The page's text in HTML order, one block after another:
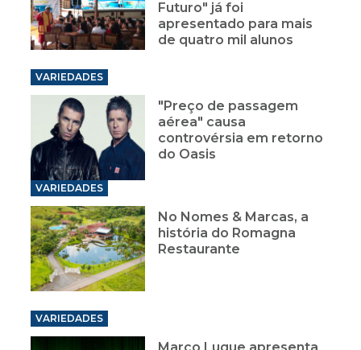
Futuro" já foi
apresentado para mais
de quatro mil alunos
VARIEDADES
"Preço de passagem
aérea" causa
controvérsia em retorno
do Oasis
VARIEDADES
No Nomes & Marcas, a
história do Romagna
Restaurante
VARIEDADES